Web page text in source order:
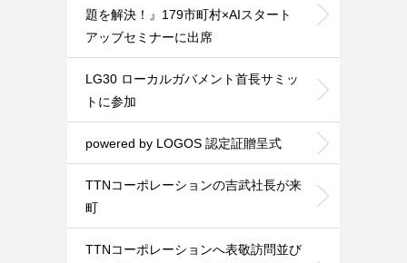
題を解決！』179市町村×AIスタート
アッブセミナーに出席
LG30 ローカルガバメント首長サミッ
トに参加
powered by LOGOS 認定証贈呈式
TTNコーポレーションの吉武社長が来
町
TTNコーポレーションへ表敬訪問並び